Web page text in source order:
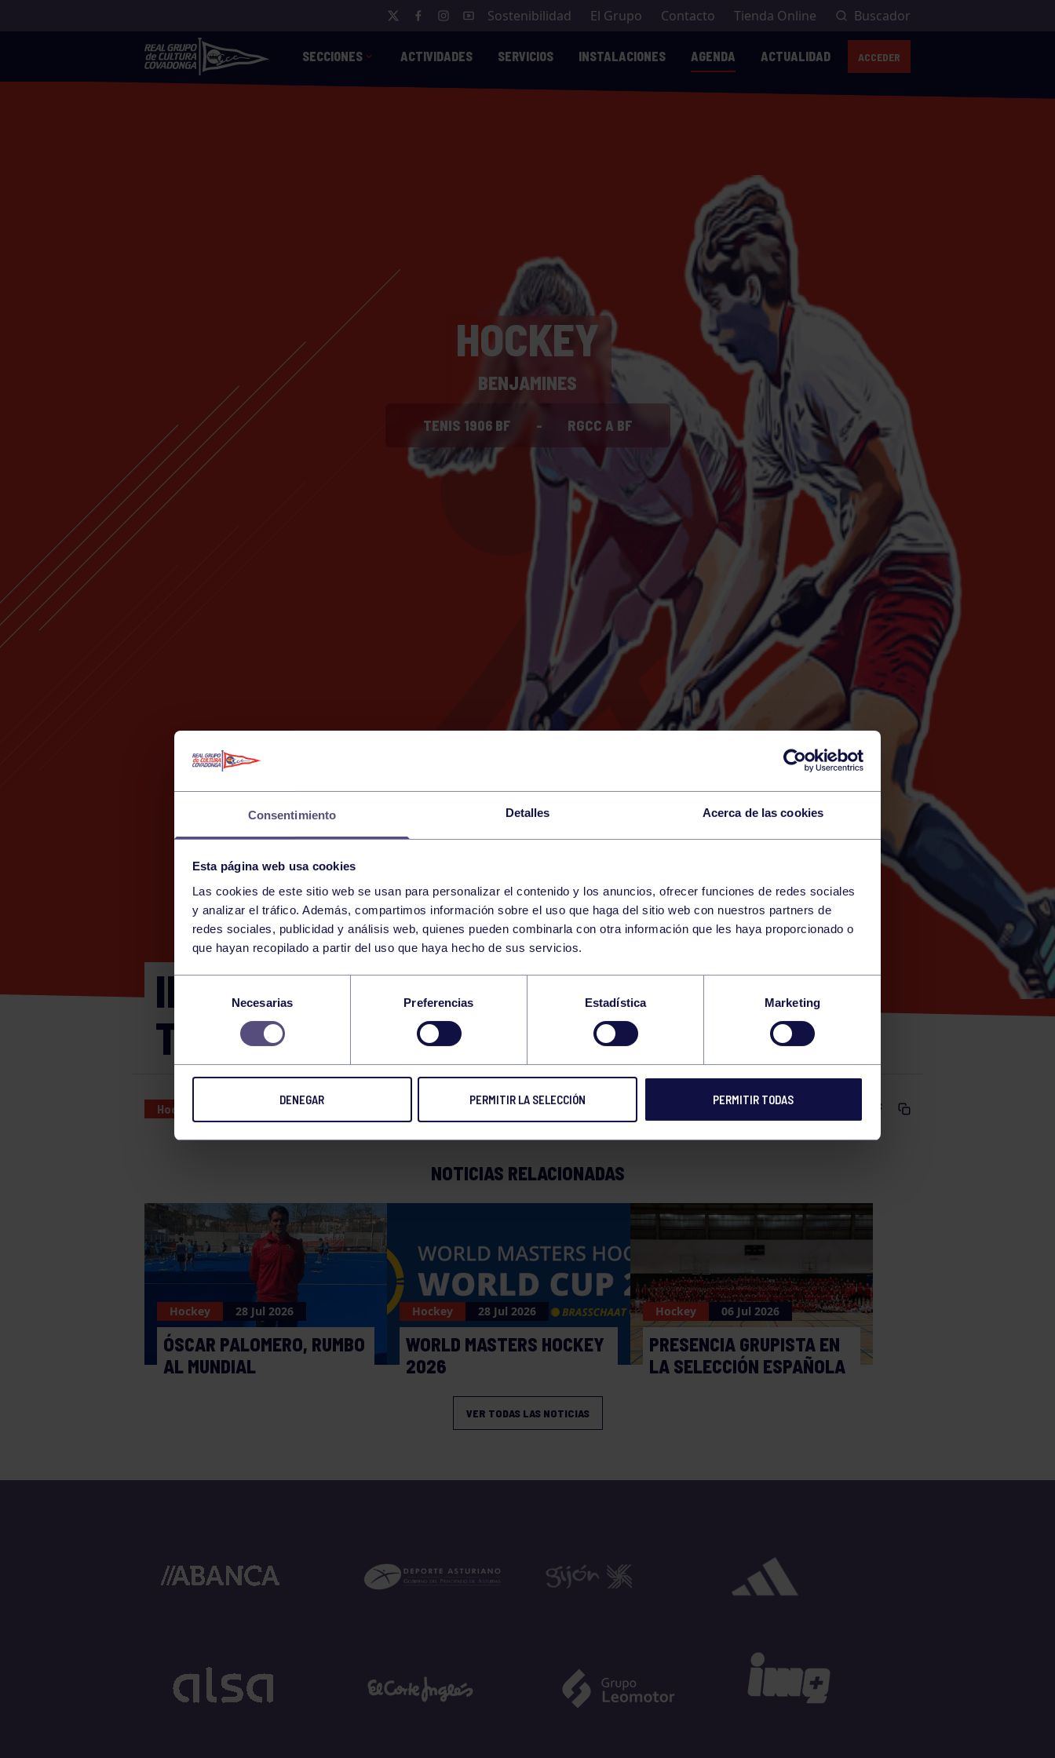
Consentimiento Detalles Acerca de las cookies
Esta página web usa cookies
Las cookies de este sitio web se usan para personalizar el contenido y los anuncios, ofrecer funciones de redes sociales
y analizar el tráfico. Además, compartimos información sobre el uso que haga del sitio web con nuestros partners de
redes sociales, publicidad y análisis web, quienes pueden combinarla con otra información que les haya proporcionado o
que hayan recopilado a partir del uso que haya hecho de sus servicios.
consentimiento
Necesarias Preferencias Estadística Marketing
DENEGAR PERMITIR LA SELECCIÓN PERMITIR TODAS
Sostenibilidad El Grupo Contacto Tienda Online Buscador
SECCIONES ACTIVIDADES SERVICIOS INSTALACIONES AGENDA ACTUALIDAD ACCEDER
HOCKEY
BENJAMINES
TENIS 1906 BF - RGCC A BF
3 SATURDAY
DECEMBER
11:30 h SANTANDER (CD RUTH BEITIA)
INTERCAMBIO ESCUELAS BENJAMINES:
TENIS 1906 BF – RGCC A BF
Hockey 03 DEC 2022 Comparte
NOTICIAS RELACIONADAS
Hockey 28 Jul 2026
ÓSCAR PALOMERO, RUMBO
AL MUNDIAL
Hockey 28 Jul 2026
WORLD MASTERS HOCKEY
2026
Hockey 06 Jul 2026
PRESENCIA GRUPISTA EN
LA SELECCIÓN ESPAÑOLA
VER TODAS LAS NOTICIAS